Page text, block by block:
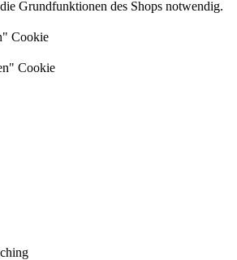
Grundfunktionen des Shops notwendig.
Cookie
Cookie